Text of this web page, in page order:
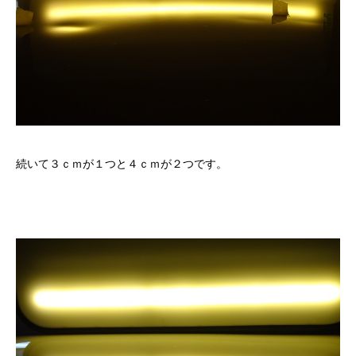
続いて３ｃｍが１つと４ｃｍが２つです。